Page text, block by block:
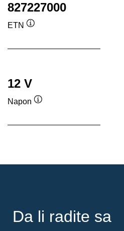
827227000
ETN
12 V
Napon
Da li radite sa